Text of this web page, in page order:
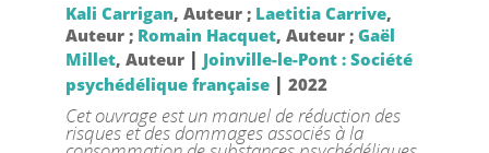
Kali Carrigan, Auteur ; Laetitia Carrive,
Auteur ; Romain Hacquet, Auteur ; Gaël
Millet, Auteur | Joinville-le-Pont : Société
psychédélique française| 2022
Cet ouvrage est un manuel de réduction des
risques et des dommages associés à la